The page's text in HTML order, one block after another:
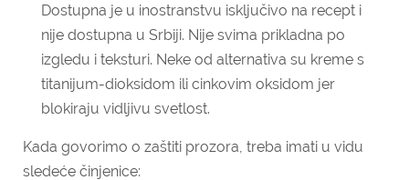
Dostupna je u inostranstvu isključivo na recept i
nije dostupna u Srbiji. Nije svima prikladna po
izgledu i teksturi. Neke od alternativa su kreme s
titanijum-dioksidom ili cinkovim oksidom jer
blokiraju vidljivu svetlost.
Kada govorimo o zaštiti prozora, treba imati u vidu
sledeće činjenice: